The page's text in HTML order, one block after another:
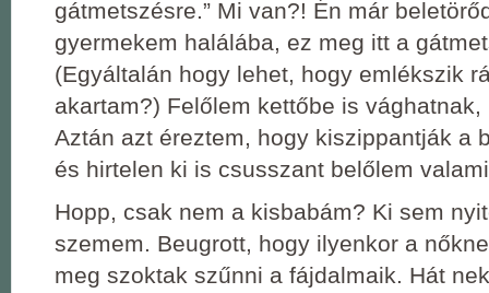
gátmetszésre.” Mi van?! Én már
gyermekem halálába, ez meg itt a
(Egyáltalán hogy lehet, hogy emlékszik
akartam?) Felőlem kettőbe is
Aztán azt éreztem, hogy kiszippantják a
és hirtelen ki is csusszant belőlem
Hopp, csak nem a kisbabám? Ki sem
szemem. Beugrott, hogy ilyenkor a
meg szoktak szűnni a fájdalmaik. Hát